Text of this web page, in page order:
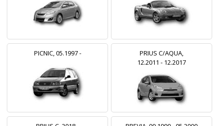
PICNIC, 05.1997 -
PRIUS C/AQUA,
12.2011 - 12.2017